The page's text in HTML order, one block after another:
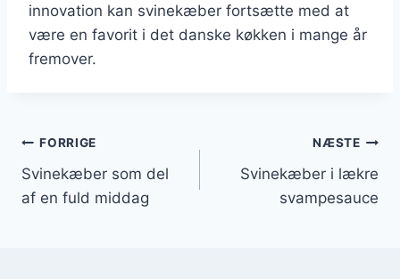
innovation kan svinekæber fortsætte med at
være en favorit i det danske køkken i mange år
fremover.
Indlægsnavigation
FORRIGE
Svinekæber som del
af en fuld middag
NÆSTE
Svinekæber i lækre
svampesauce